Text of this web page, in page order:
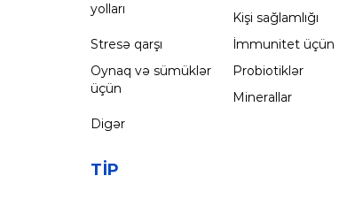
yolları
Kişi sağlamlığı
Stresə qarşı
İmmunitet üçün
Oynaq və sümüklər
üçün
Probiotiklər
Minerallar
Digər
TIP